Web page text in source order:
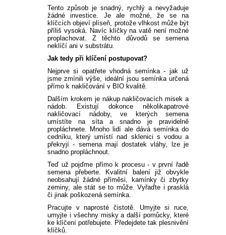
Tento způsob je snadný, rychlý a nevyžaduje
žádné investice. Je ale možné, že se na
klíčcích objeví plíseň, protože vlhkost může být
příliš vysoká. Navíc klíčky na vatě není možné
proplachovat. Z těchto důvodů se semena
neklíčí ani v substrátu.
Jak tedy při klíčení postupovat?
Nejprve si opatřete vhodná semínka - jak už
jsme zmínili výše, ideální jsou semínka určená
přímo k nakličování v BIO kvalitě.
Dalším krokem je nákup nakličovacích misek a
nádob. Existují dokonce několikapatrové
nakličovací nádoby, ve kterých semena
umístíte na síta a snadno je pravidelně
propláchnete. Mnoho lidí ale dává semínka do
cedníku, který umístí nad sklenici s vodou a
překryjí - semena mají dostatek vláhy, lze je
snadno propláchnout.
Teď už pojďme přímo k procesu - v první řadě
semena přeberte. Kvalitní balení již obvykle
neobsahují žádné příměsi, kamínky či zbytky
zeminy, ale stát se to může. Vyřaďte i prasklá
či jinak poškozená semínka.
Pracujte v naprosté čistotě. Umyjte si ruce,
umyjte i všechny misky a další pomůcky, které
ke klíčení potřebujete. Předejdete tak plesnivění
klíčků.